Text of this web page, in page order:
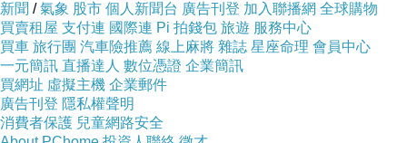
人生，比地獄還像地獄。
［作者介紹］
蔡駿
新聞 /氣象 股市 個人新聞台 廣告刊登 加入聯播網 全球購物
買賣租屋 支付連 國際連 Pi 拍錢包 旅遊 服務中心
買車 旅行團 汽車險推薦 線上麻將 雜誌 星座命理 會員中心
一元簡訊 直播達人 數位憑證 企業簡訊
買網址 虛擬主機 企業郵件
廣告刊登 隱私權聲明
消費者保護 兒童網路安全